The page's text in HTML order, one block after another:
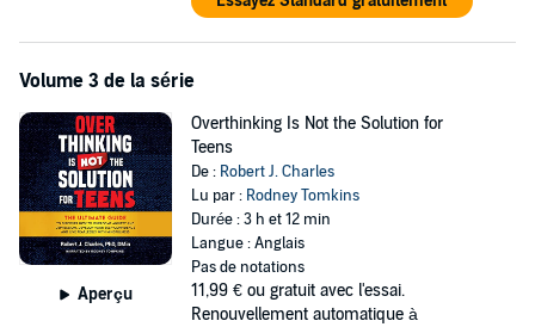
How your energy levels will continue to fall rapidly.
Self-care tips that allow you to start turning the tide.
And a whole lot more!
Enough Overthinking
will give you the tools and the empowerment
you need to stop overthinking and live a stress-free life for your
personal development.
©2023 Robert J. Charles (P)2023 Robert J. Charles
Volume 3 de la série
Aperçu
Overthinking Is Not the Solution for
Teens
De : Robert J. Charles
Lu par : Rodney Tomkins
Durée : 3 h et 12 min
Langue : Anglais
Pas de notations
11,99 € ou gratuit avec l'essai.
Renouvellement automatique à